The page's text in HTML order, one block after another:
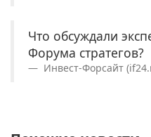
Что обсуждали
Форума стратегов?
Инвест-Форсайт